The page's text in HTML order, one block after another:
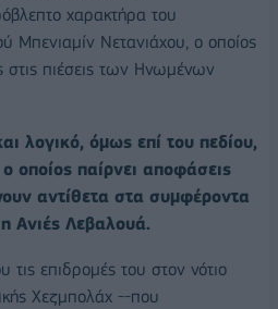
χαρακτήρα του
Μπενιαμίν Νετανιάχου, ο οποίος
στις πιέσεις των Ηνωμένων
λογικό, όμως επί του πεδίου,
οποίος παίρνει αποφάσεις
αντίθετα στα συμφέροντα
Ανιές Λεβαλουά.
τις επιδρομές του στον νότιο
Χεζμπολάχ --που